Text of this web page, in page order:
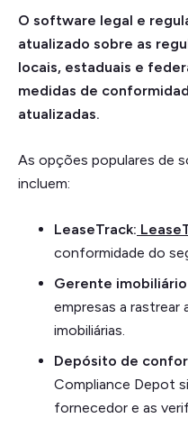
O software legal e
atualizado sobre as
locais, estaduais e
medidas de
atualizadas.
As opções populares de
incluem:
LeaseTrack:
conformidade do
Gerente
empresas a rastrear
imobiliárias.
Depósito de
Compliance Depot
fornecedor e as